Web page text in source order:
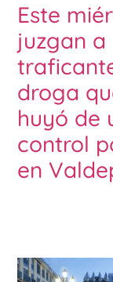
Este
juzgan a
droga
huyó de
control
en